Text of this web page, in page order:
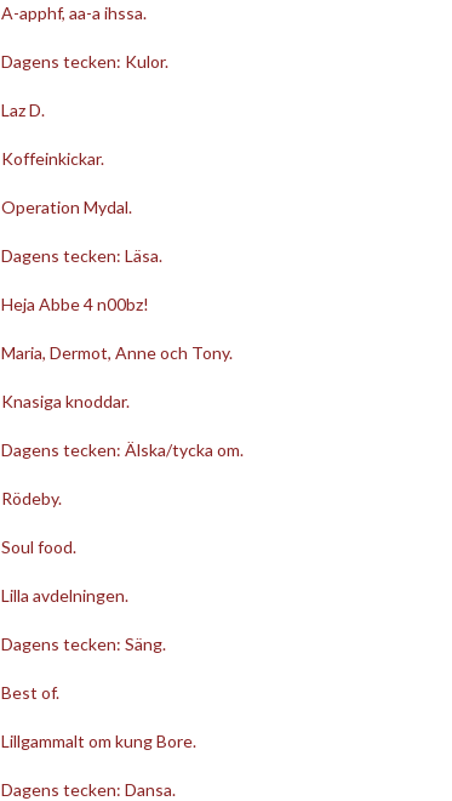
A-apphf, aa-a ihssa.
Dagens tecken: Kulor.
Laz D.
Koffeinkickar.
Operation Mydal.
Dagens tecken: Läsa.
Heja Abbe 4 n00bz!
Maria, Dermot, Anne och Tony.
Knasiga knoddar.
Dagens tecken: Älska/tycka om.
Rödeby.
Soul food.
Lilla avdelningen.
Dagens tecken: Säng.
Best of.
Lillgammalt om kung Bore.
Dagens tecken: Dansa.